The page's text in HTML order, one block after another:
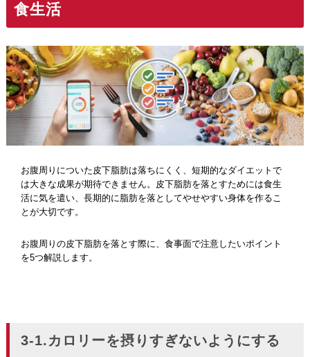
食生活
お腹周りについた皮下脂肪は落ちにくく、短期的なダイエットで
は大きな成果が期待できません。皮下脂肪を落とすためには食生
活に気を遣い、長期的に脂肪を落としてやせやすい身体を作るこ
とが大切です。
お腹周りの皮下脂肪を落とす際に、食事面で注意したいポイント
を5つ解説します。
3-1.カロリーを摂りすぎないようにする